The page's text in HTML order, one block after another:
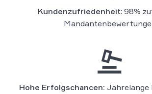
Kundenzufriedenheit: 98%
Hohe Erfolgschancen: Jahrelange